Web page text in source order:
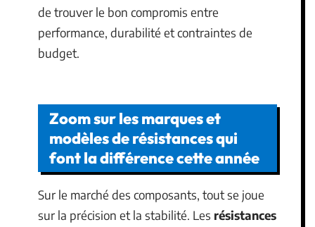
de trouver le bon compromis entre
performance, durabilité et contraintes de
budget.
Zoom sur les marques et
modèles de résistances qui
font la différence cette année
Sur le marché des composants, tout se joue
sur la précision et la stabilité. Les résistances